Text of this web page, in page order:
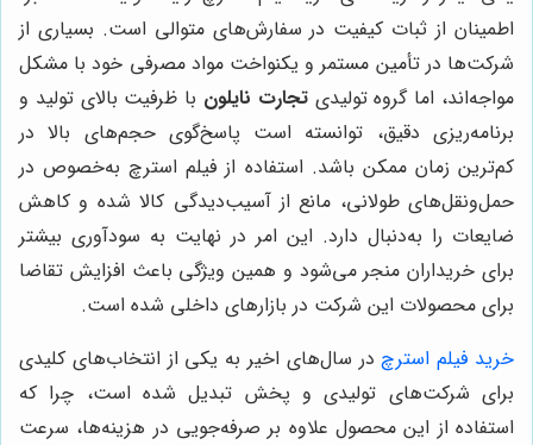
اطمینان از ثبات کیفیت در سفارش‌های متوالی است. بسیاری از
شرکت‌ها در تأمین مستمر و یکنواخت مواد مصرفی خود با مشکل
مواجه‌اند، اما گروه تولیدیتجارت نایلون با ظرفیت بالای تولید و
برنامه‌ریزی دقیق، توانسته است پاسخ‌گوی حجم‌های بالا در
کم‌ترین زمان ممکن باشد. استفاده از فیلم استرچ به‌خصوص در
حمل‌ونقل‌های طولانی، مانع از آسیب‌دیدگی کالا شده و کاهش
ضایعات را به‌دنبال دارد. این امر در نهایت به سودآوری بیشتر
برای خریداران منجر می‌شود و همین ویژگی باعث افزایش تقاضا
برای محصولات این شرکت در بازارهای داخلی شده است.
خرید فیلم استرچدر سال‌های اخیر به یکی از انتخاب‌های کلیدی
برای شرکت‌های تولیدی و پخش تبدیل شده است، چرا که
استفاده از این محصول علاوه بر صرفه‌جویی در هزینه‌ها، سرعت